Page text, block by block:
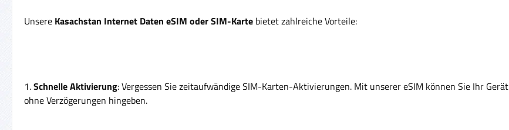
Unsere Kasachstan Internet Daten eSIM oder SIM-Karte bietet zahlreiche Vorteile:
1.Schnelle Aktivierung: Vergessen Sie zeitaufwändige SIM-Karten-Aktivierungen. Mit unserer eSIM können Sie Ihr
ohne Verzögerungen hingeben.